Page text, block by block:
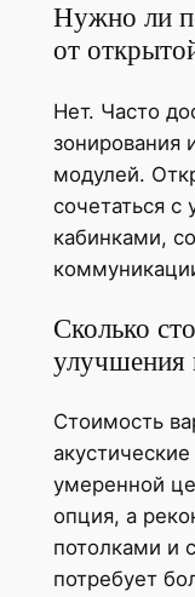
Нужно ли
от
Нет. Часто
зонирования
модулей.
сочетаться
кабинками,
Сколько
улучшения
Стоимость
умеренной
опция, а
потолками и
потребует